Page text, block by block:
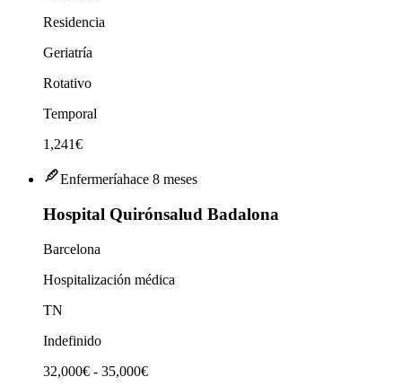
Residencia
Geriatría
Rotativo
Temporal
1,241€
Enfermeríahace 8 meses
Hospital Quirónsalud Badalona
Barcelona
Hospitalización médica
TN
Indefinido
32,000€ - 35,000€